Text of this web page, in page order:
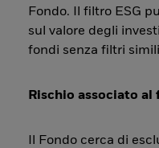
Fondo. Il filtro ESG
sul valore degli
fondi senza filtri
Rischio associato al
Il Fondo cerca di